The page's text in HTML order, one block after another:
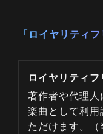
「ロイヤリティ
ロイヤリティフ
著作者や代理
楽曲として利
ただけます。